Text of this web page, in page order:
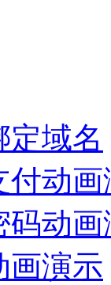
定域名
付动
码动
画演示